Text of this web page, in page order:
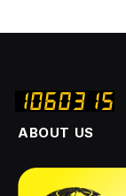
ABOUT US